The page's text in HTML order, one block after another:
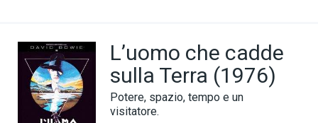
L’uomo che cadde
sulla Terra (1976)
Potere, spazio, tempo e un
visitatore.